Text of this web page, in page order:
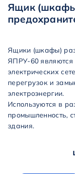
Ящик
Ящики (шкафы)
ЯПРУ-60
электрических
перегрузок и
электроэнергии.
Используются в
промышленность,
здания.